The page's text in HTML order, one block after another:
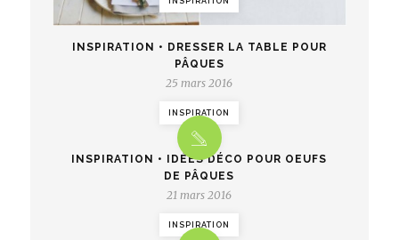
INSPIRATION • DRESSER LA TABLE POUR
PÂQUES
25 mars 2016
INSPIRATION
INSPIRATION • IDÉES DÉCO POUR OEUFS
DE PÂQUES
21 mars 2016
INSPIRATION